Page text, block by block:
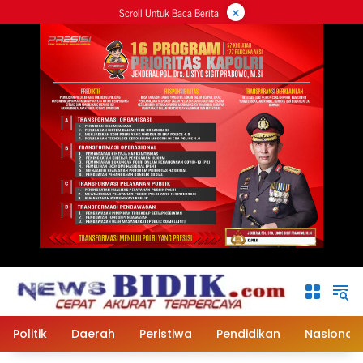
ke
Scroll Untuk Baca Berita ×
Politik Daerah Peristiwa Pendidikan Nasional